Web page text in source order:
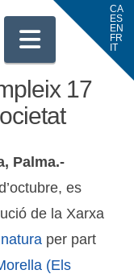
17
Palma.-
es
de la Xarxa
per part
(Els